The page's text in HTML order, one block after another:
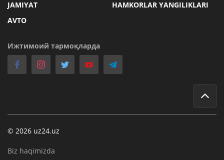
JAMIYAT
HAMKORLAR YANGILIKLARI
AVTO
Ижтимоий тармоқларда
© 2026 uz24.uz
Biz haqimizda